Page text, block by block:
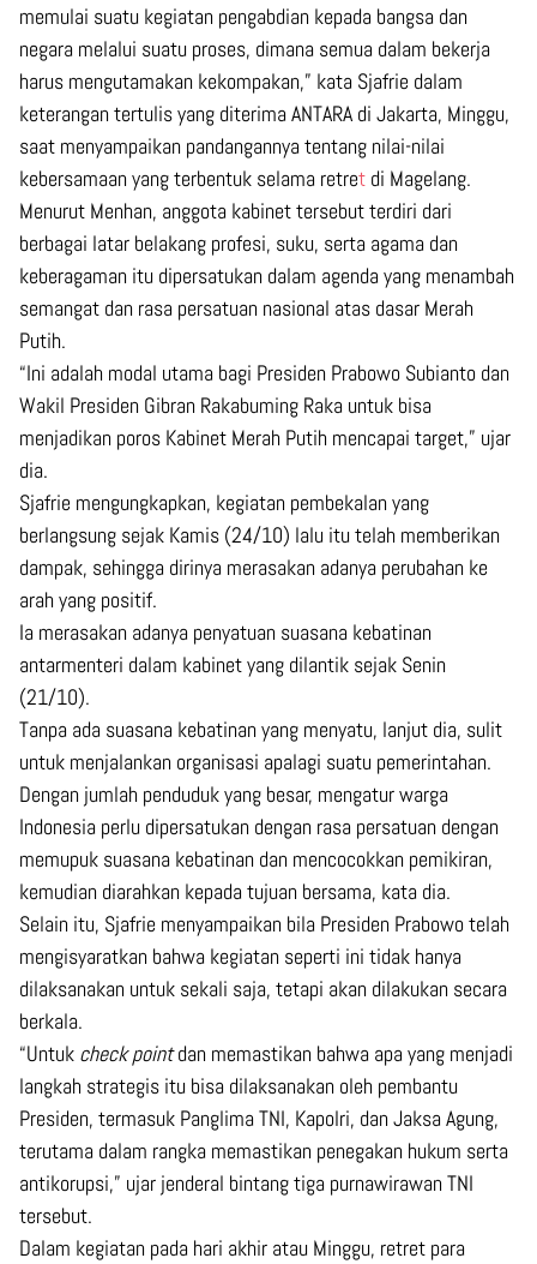
memulai suatu kegiatan pengabdian kepada bangsa dan
negara melalui suatu proses, dimana semua dalam bekerja
harus mengutamakan kekompakan,” kata Sjafrie dalam
keterangan tertulis yang diterima ANTARA di Jakarta, Minggu,
saat menyampaikan pandangannya tentang nilai-nilai
kebersamaan yang terbentuk selama retret di Magelang.
Menurut Menhan, anggota kabinet tersebut terdiri dari
berbagai latar belakang profesi, suku, serta agama dan
keberagaman itu dipersatukan dalam agenda yang menambah
semangat dan rasa persatuan nasional atas dasar Merah
Putih.
“Ini adalah modal utama bagi Presiden Prabowo Subianto dan
Wakil Presiden Gibran Rakabuming Raka untuk bisa
menjadikan poros Kabinet Merah Putih mencapai target,” ujar
dia.
Sjafrie mengungkapkan, kegiatan pembekalan yang
berlangsung sejak Kamis (24/10) lalu itu telah memberikan
dampak, sehingga dirinya merasakan adanya perubahan ke
arah yang positif.
Ia merasakan adanya penyatuan suasana kebatinan
antarmenteri dalam kabinet yang dilantik sejak Senin
(21/10).
Tanpa ada suasana kebatinan yang menyatu, lanjut dia, sulit
untuk menjalankan organisasi apalagi suatu pemerintahan.
Dengan jumlah penduduk yang besar, mengatur warga
Indonesia perlu dipersatukan dengan rasa persatuan dengan
memupuk suasana kebatinan dan mencocokkan pemikiran,
kemudian diarahkan kepada tujuan bersama, kata dia.
Selain itu, Sjafrie menyampaikan bila Presiden Prabowo telah
mengisyaratkan bahwa kegiatan seperti ini tidak hanya
dilaksanakan untuk sekali saja, tetapi akan dilakukan secara
berkala.
“Untuk check pointdan memastikan bahwa apa yang menjadi
langkah strategis itu bisa dilaksanakan oleh pembantu
Presiden, termasuk Panglima TNI, Kapolri, dan Jaksa Agung,
terutama dalam rangka memastikan penegakan hukum serta
antikorupsi,” ujar jenderal bintang tiga purnawirawan TNI
tersebut.
Dalam kegiatan pada hari akhir atau Minggu, retret para